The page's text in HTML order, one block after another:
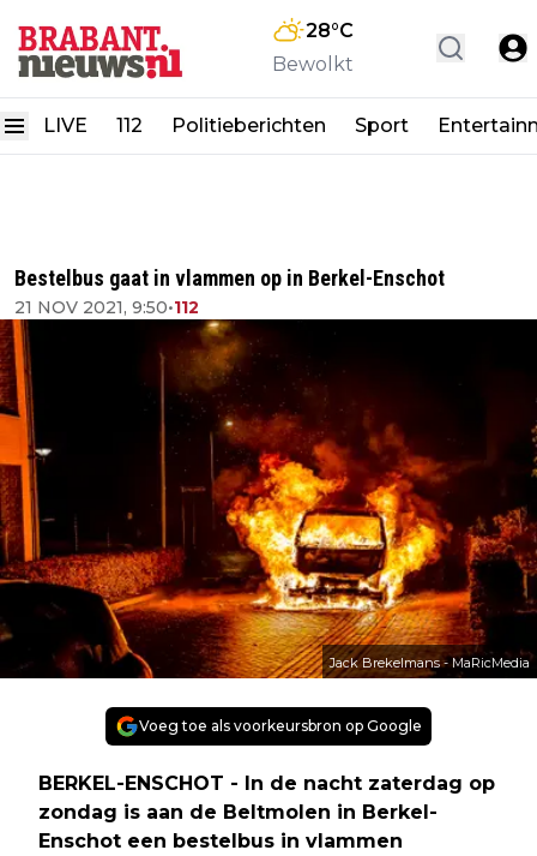
28°C
Bewolkt
LIVE 112 Politieberichten Sport
Bestelbus gaat in vlammen op in Berkel-Enschot
21 NOV 2021, 9:50•112
Jack Brekelmans - MaRicMedia
Voeg toe als voorkeursbron op Google
BERKEL-ENSCHOT - In de nacht zaterdag op
zondag is aan de Beltmolen in Berkel-
Enschot een bestelbus in vlammen